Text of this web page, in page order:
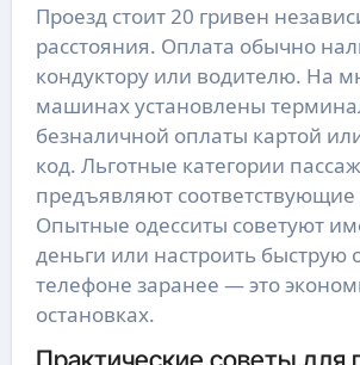
Проезд стоит 20 гривен
расстояния. Оплата обычно
кондуктору или водителю. На
машинах установлены
безналичной оплаты картой
код. Льготные категории
предъявляют
Опытные одесситы советуют
деньги или настроить быструю
телефоне заранее — это
остановках.
Практические советы для